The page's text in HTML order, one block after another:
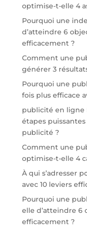
optimise-t-elle 4
Pourquoi une
d’atteindre 6
efficacement ?
Comment une
générer 3
Pourquoi une
fois plus efficace
publicité en ligne
étapes
publicité ?
Comment une
optimise-t-elle 4
À qui s’adresser
avec 10 leviers
Pourquoi une
elle d’atteindre 6
efficacement ?